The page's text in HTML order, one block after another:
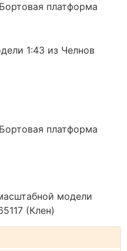
Бортовая платформа
1:43 из Челнов
Бортовая платформа
модели
(Клен)